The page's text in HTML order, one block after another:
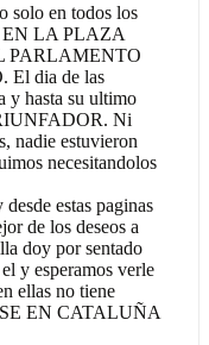
solo en todos los
EN LA PLAZA
PARLAMENTO
El dia de las
y hasta su ultimo
Ni
nadie estuvieron
necesitandolos
estas paginas
de los deseos a
doy por sentado
y esperamos verle
ellas no tiene
EN CATALUÑA